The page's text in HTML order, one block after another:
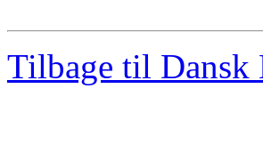
Tilbage til Dansk